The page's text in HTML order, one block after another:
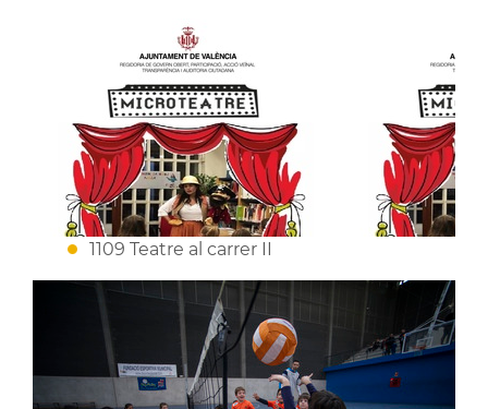
1109 Teatre al carrer II